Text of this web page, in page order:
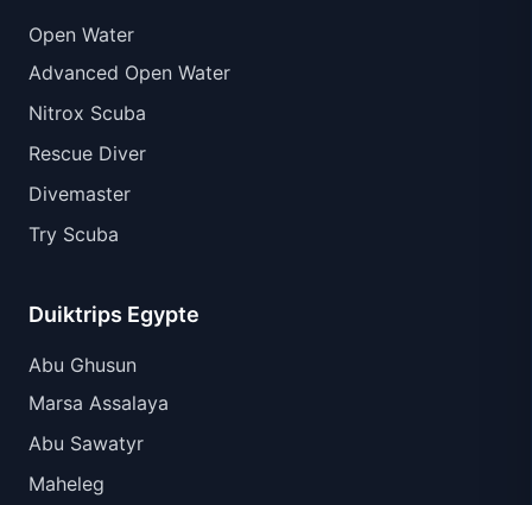
Open Water
Advanced Open Water
Nitrox Scuba
Rescue Diver
Divemaster
Try Scuba
Duiktrips Egypte
Abu Ghusun
Marsa Assalaya
Abu Sawatyr
Maheleg